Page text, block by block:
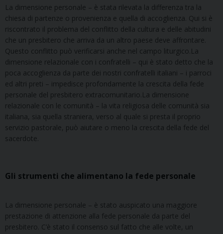
La dimensione personale – è stata rilevata la differenza tra la
chiesa di partenze o provenienza e quella di accoglienza. Qui si è
riscontrato il problema del conflitto della cultura e delle abitudini
che un presbitero che arriva da un altro paese deve affrontare.
Questo conflitto può verificarsi anche nel campo liturgico.La
dimensione relazionale con i confratelli – qui è stato detto che la
poca accoglienza da parte dei nostri confratelli italiani – i parroci
ed altri preti – impedisce profondamente la crescita della fede
personale del presbitero extracomunitario.La dimensione
relazionale con le comunità – la vita religiosa delle comunità sia
italiana, sia quella straniera, verso al quale si presta il proprio
servizio pastorale, può aiutare o meno la crescita della fede del
sacerdote.
Gli strumenti che alimentano la fede personale
La dimensione personale – è stato auspicato una maggiore
prestazione di attenzione alla fede personale da parte del
presbitero. C’è stato il consenso sul fatto che alle volte, un